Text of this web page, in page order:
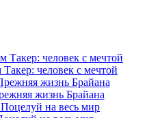
человек с мечтой
жизнь Брайана